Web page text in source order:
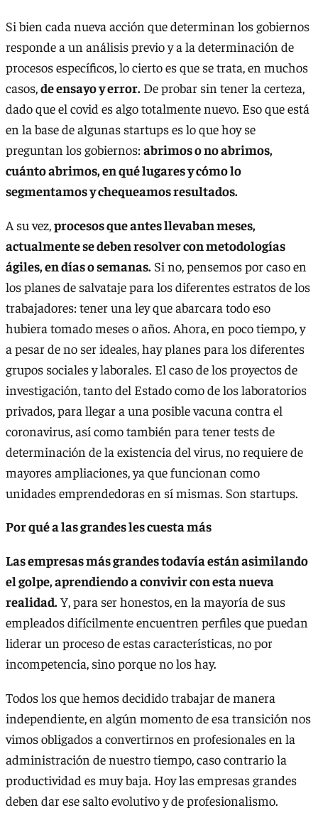
Si bien cada nueva acción que determinan los gobiernos
responde a un análisis previo y a la determinación de
procesos específicos, lo cierto es que se trata, en muchos
casos,de ensayo y error. De probar sin tener la certeza,
dado que el covid es algo totalmente nuevo. Eso que está
en la base de algunas startups es lo que hoy se
preguntan los gobiernos:abrimos o no abrimos,
cuánto abrimos, en qué lugares y cómo lo
segmentamos y chequeamos resultados.
A su vez,procesos que antes llevaban meses,
actualmente se deben resolver con metodologías
ágiles, en días o semanas. Si no, pensemos por caso en
los planes de salvataje para los diferentes estratos de los
trabajadores: tener una ley que abarcara todo eso
hubiera tomado meses o años. Ahora, en poco tiempo, y
a pesar de no ser ideales, hay planes para los diferentes
grupos sociales y laborales. El caso de los proyectos de
investigación, tanto del Estado como de los laboratorios
privados, para llegar a una posible vacuna contra el
coronavirus, así como también para tener tests de
determinación de la existencia del virus, no requiere de
mayores ampliaciones, ya que funcionan como
unidades emprendedoras en sí mismas. Son startups.
Por qué a las grandes les cuesta más
Las empresas más grandes todavía están asimilando
el golpe, aprendiendo a convivir con esta nueva
realidad.Y, para ser honestos, en la mayoría de sus
empleados difícilmente encuentren perfiles que puedan
liderar un proceso de estas características, no por
incompetencia, sino porque no los hay.
Todos los que hemos decidido trabajar de manera
independiente, en algún momento de esa transición nos
vimos obligados a convertirnos en profesionales en la
administración de nuestro tiempo, caso contrario la
productividad es muy baja. Hoy las empresas grandes
deben dar ese salto evolutivo y de profesionalismo.